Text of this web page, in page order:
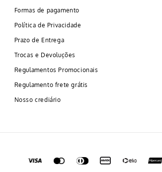
Formas de pagamento
Política de Privacidade
Prazo de Entrega
Trocas e Devoluções
Regulamentos Promocionais
Regulamento frete grátis
Nosso crediário